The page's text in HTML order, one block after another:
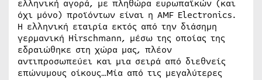
ελληνική αγορά, με πληθώρα ευρωπαϊκών (και
όχι μόνο) προϊόντων είναι η AMF Electronics.
Η ελληνική εταιρία εκτός από την διάσημη
γερμανική Hirschmann, μέσω της οποίας της
εδραιώθηκε στη χώρα μας, πλέον
αντιπροσωπεύει και μια σειρά από διεθνείς
επώνυμους οίκους…Μία από τις μεγαλύτερες